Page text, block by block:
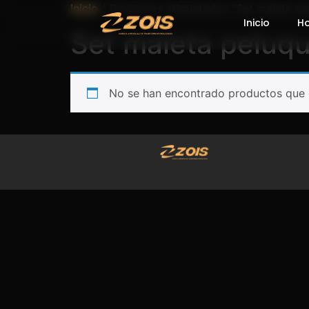
Inicio
Inicio / Productos etiquetados “Set maleta
Set maleta
No se han encontrado productos